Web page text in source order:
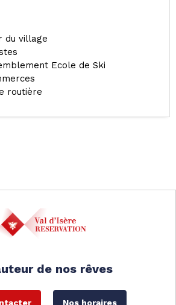
du village
Ecole de Ski
routière
de nos rêves
Nos horaires